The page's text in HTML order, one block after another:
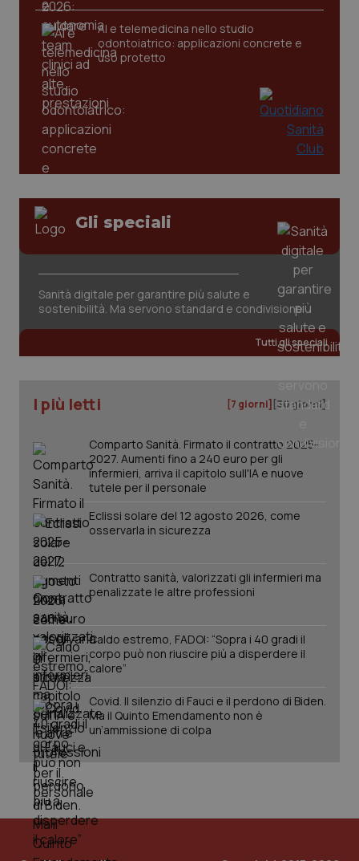
AI e telemedicina nello studio
odontoiatrico: applicazioni concrete e
uso protetto
Gli speciali
Sanità digitale per garantire più salute e
sostenibilità. Ma servono standard e condivisione
Tutti gli speciali
I più letti [7 giorni] [30 giorni]
Comparto Sanità. Firmato il contratto 2025-
2027. Aumenti fino a 240 euro per gli
infermieri, arriva il capitolo sull'IA e nuove
tutele per il personale
Eclissi solare del 12 agosto 2026, come
osservarla in sicurezza
Contratto sanità, valorizzati gli infermieri ma
penalizzate le altre professioni
Caldo estremo, FADOI: “Sopra i 40 gradi il
corpo può non riuscire più a disperdere il
calore”
Covid. Il silenzio di Fauci e il perdono di Biden.
Ma il Quinto Emendamento non è
un’ammissione di colpa
tracking-sites-ironfish-
www.quotidianosanita.it
tracking-sites-ironfish-
www.quotidianosanita.it
_ga
Google LLC
.quotidianosanita.it
1
PHPSESSID
PHP.net
www.quotidianosanita.it